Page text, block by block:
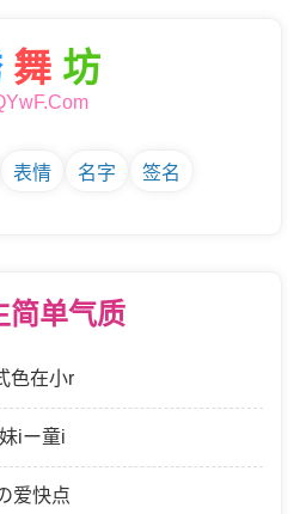
舞 坊
表情 名字 签名
简单气质
色在小r
妹iー童i
爱快点